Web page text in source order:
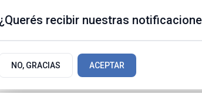
¿Querés recibir nuestras
NO, GRACIAS ACEPTAR